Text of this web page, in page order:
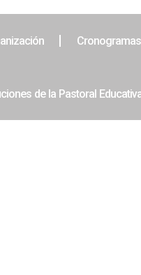
Cronogramas
de la Pastoral